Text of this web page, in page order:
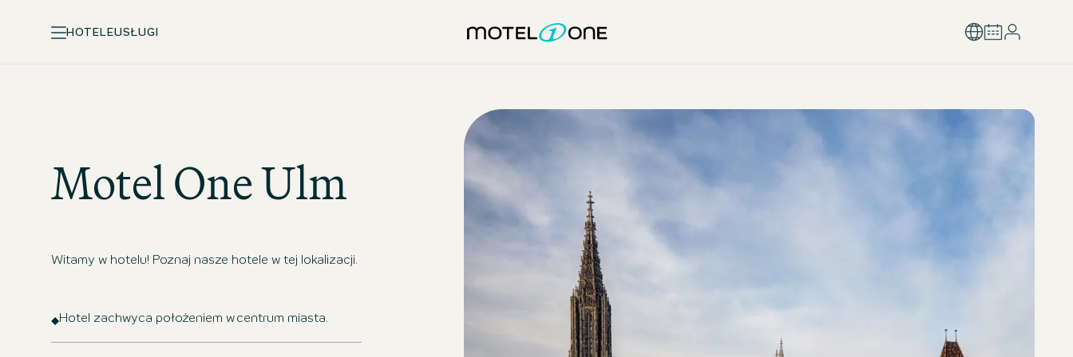
HOTELEUSŁUGI
Motel OneUlm
Witamy w hotelu! Poznaj nasze hotele w tej lokalizacji.
Hotel zachwyca położeniem w centrum miasta.